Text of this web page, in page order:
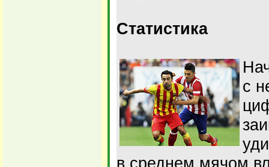
Статистика
с
в среднем мячом